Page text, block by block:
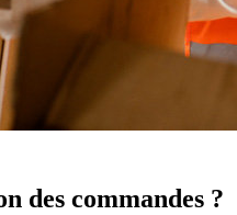
des commandes ?